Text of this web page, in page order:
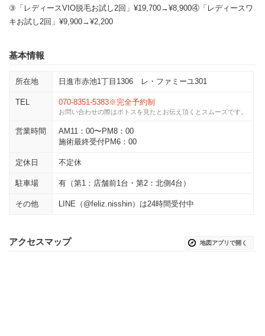
③「レディースVIO脱毛お試し2回」¥19,700→¥8,900④「レディースワ
キお試し2回」¥9,900→¥2,200
基本情報
所在地 日進市赤池1丁目1306 レ・ファミーユ301
TEL 070-8351-5383※完全予約制
お問い合わせの際はポトスを見たとお伝え頂くとスムーズです。
営業時間
AM11：00〜PM8：00
施術最終受付PM6：00
定休日 不定休
駐車場 有（第1：店舗前1台・第2：北側4台）
その他 LINE（@feliz.nisshin）は24時間受付中
アクセスマップ 地図アプリで開く